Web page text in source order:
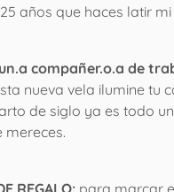
años que haces latir
compañer.o.a de
nueva vela ilumine tu
de siglo ya es todo
mereces.
REGALO: para marcar